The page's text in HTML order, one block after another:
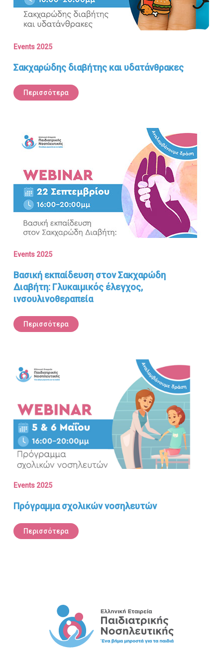
Events 2025
Σακχαρώδης διαβήτης και υδατάνθρακες
Περισσότερα
Events 2025
Βασική εκπαίδευση στον Σακχαρώδη
Διαβήτη: Γλυκαιμικός έλεγχος,
ινσουλινοθεραπεία
Περισσότερα
Events 2025
Πρόγραμμα σχολικών νοσηλευτών
Περισσότερα